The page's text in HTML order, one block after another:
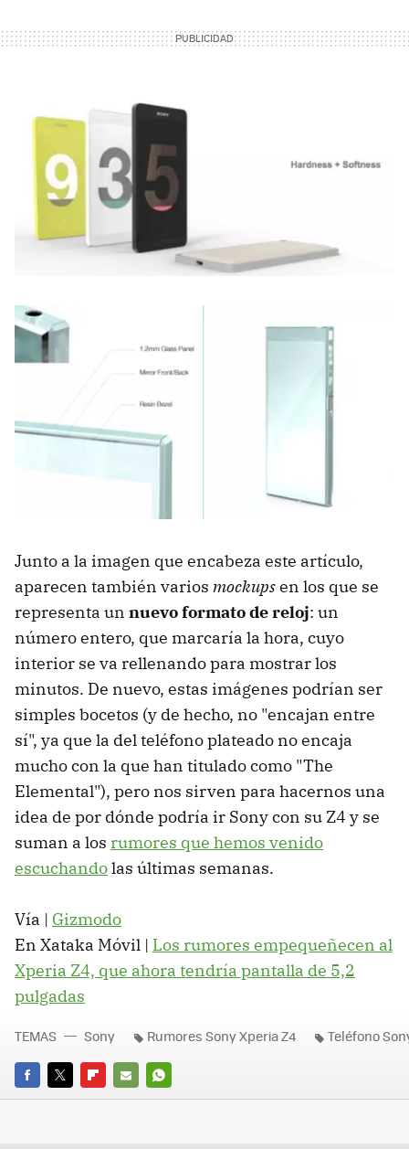
Junto a la imagen que encabeza este artículo,
aparecen también varios mockupsen los que se
representa un nuevo formato de reloj: un
número entero, que marcaría la hora, cuyo
interior se va rellenando para mostrar los
minutos. De nuevo, estas imágenes podrían ser
simples bocetos (y de hecho, no "encajan entre
sí", ya que la del teléfono plateado no encaja
mucho con la que han titulado como "The
Elemental"), pero nos sirven para hacernos una
idea de por dónde podría ir Sony con su Z4 y se
suman a los rumores que hemos venido
escuchandolas últimas semanas.
Vía | Gizmodo
En Xataka Móvil | Los rumores empequeñecen al
Xperia Z4, que ahora tendría pantalla de 5,2
pulgadas
FACEBOOK
TWITTERFLIPBOARD
E-
WHATSAPP
TEMAS Sony Rumores Sony Xperia Z4 Teléfono